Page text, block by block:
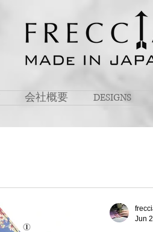
会社概要 DESIGNS
Jun